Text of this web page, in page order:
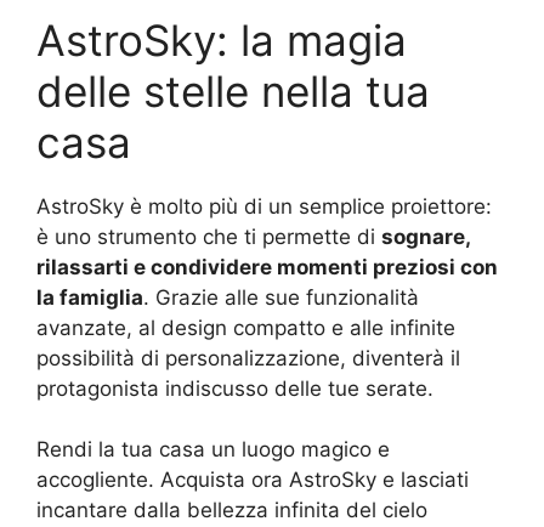
AstroSky: la magia
delle stelle nella tua
casa
AstroSky è molto più di un semplice proiettore:
è uno strumento che ti permette di sognare,
rilassarti e condividere momenti preziosi con
la famiglia. Grazie alle sue funzionalità
avanzate, al design compatto e alle infinite
possibilità di personalizzazione, diventerà il
protagonista indiscusso delle tue serate.
Rendi la tua casa un luogo magico e
accogliente. Acquista ora AstroSky e lasciati
incantare dalla bellezza infinita del cielo